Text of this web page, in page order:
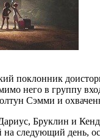
поклонник
него в группу
Сэмми и
Бруклин и
на следующий день,